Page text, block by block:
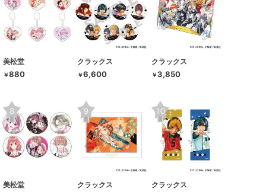
美松堂
￥880
クラックス
￥6,600
クラックス
￥3,850
美松堂 クラックス クラックス